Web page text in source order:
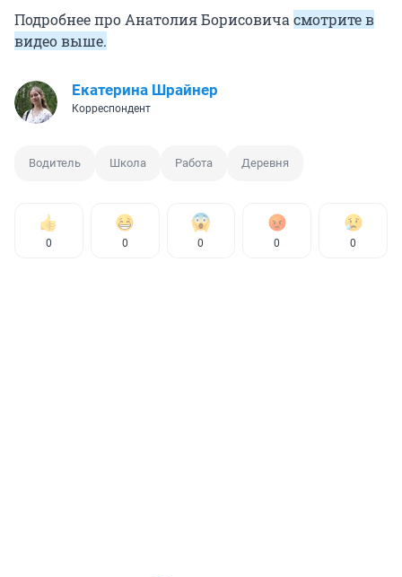
Подробнее про Анатолия Борисовича смотрите в
видео выше.
Екатерина Шрайнер
Корреспондент
Водитель Школа Работа Деревня
0 0 0 0 0